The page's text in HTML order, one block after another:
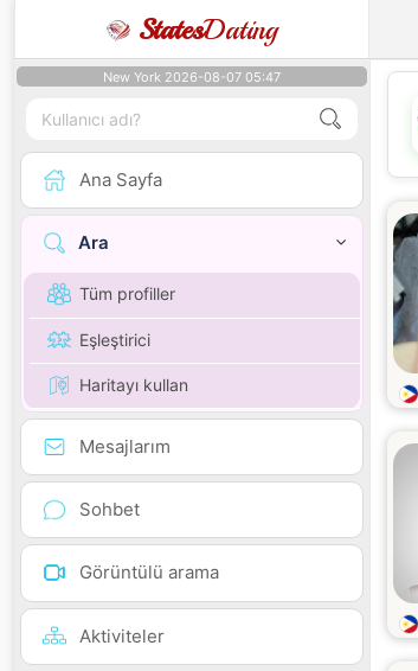
StatesDating
New York 2026-08-07 05:47
Ana Sayfa
Ara
Tüm profiller
Eşleştirici
Haritayı kullan
Mesajlarım
Sohbet
Görüntülü arama
Aktiviteler